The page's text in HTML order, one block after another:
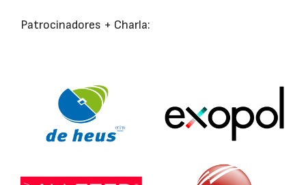
Patrocinadores + Charla: